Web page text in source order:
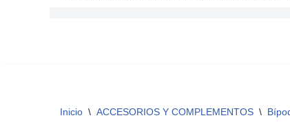
Inicio \ ACCESORIOS Y COMPLEMENTOS \